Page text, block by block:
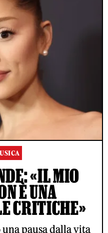
«IL MIO
È UNA
CRITICHE»
pausa dalla vita